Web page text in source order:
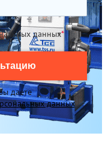
данных*
даете
данных